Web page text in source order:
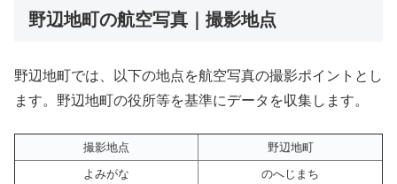
野辺地町の航空写真｜撮影地点
野辺地町では、以下の地点を航空写真の撮影ポイントとし
ます。野辺地町の役所等を基準にデータを収集します。
撮影地点
野辺地町
よみがな
のへじまち